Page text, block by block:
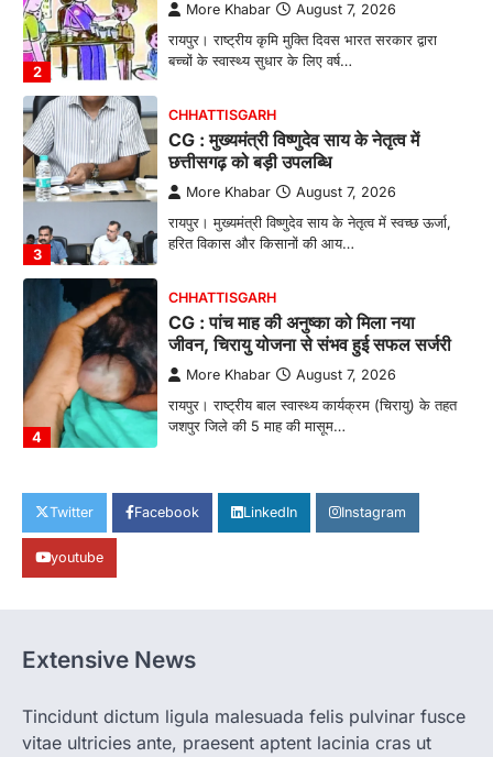
2
More Khabar August 7, 2026
रायपुर। राष्ट्रीय कृमि मुक्ति दिवस भारत सरकार द्वारा
बच्चों के स्वास्थ्य सुधार के लिए वर्ष…
3
CHHATTISGARH
CG : मुख्यमंत्री विष्णुदेव साय के नेतृत्व में
छत्तीसगढ़ को बड़ी उपलब्धि
More Khabar August 7, 2026
रायपुर। मुख्यमंत्री विष्णुदेव साय के नेतृत्व में स्वच्छ ऊर्जा,
हरित विकास और किसानों की आय…
4
CHHATTISGARH
CG : पांच माह की अनुष्का को मिला नया
जीवन, चिरायु योजना से संभव हुई सफल सर्जरी
More Khabar August 7, 2026
रायपुर। राष्ट्रीय बाल स्वास्थ्य कार्यक्रम (चिरायु) के तहत
जशपुर जिले की 5 माह की मासूम…
CG: छिपली की दीदियों का कमाल, बकरी
पालन से बढ़ी आय और मजबूत हुआ आत्मविश्वास
बनाने की दिशा में जिले के नगरी…
CHHATTISGARH
जाएगी एल्बेंडाजोल
More Khabar August 7, 2026
Twitter Facebook LinkedIn Instagram
youtube
Extensive News
Tincidunt dictum ligula malesuada felis pulvinar fusce
vitae ultricies ante, praesent aptent lacinia cras ut